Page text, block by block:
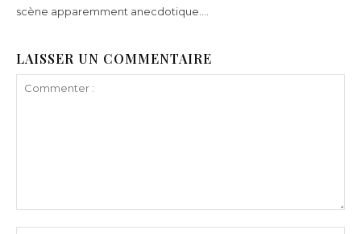
scène apparemment anecdotique....
LAISSER UN COMMENTAIRE